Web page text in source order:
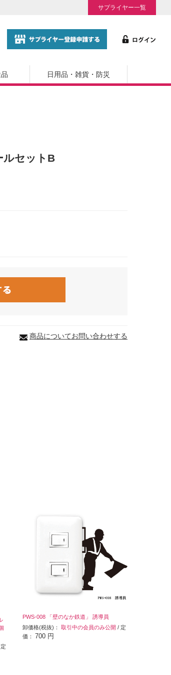
サプライヤー一覧
日用品・雑貨・防災
ルセットB
商品についてお問い合わせする
PWS-008 「壁のなか鉄道」 誘導員
卸価格(税抜)： 取引中の会員のみ公開 / 定
価： 700 円